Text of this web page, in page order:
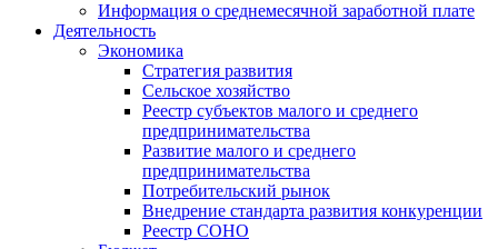
Информация о среднемесячной заработной плате
Деятельность
Экономика
Стратегия развития
Сельское хозяйство
Реестр субъектов малого и среднего
предпринимательства
Развитие малого и среднего
предпринимательства
Потребительский рынок
Внедрение стандарта развития конкуренции
Реестр СОНО